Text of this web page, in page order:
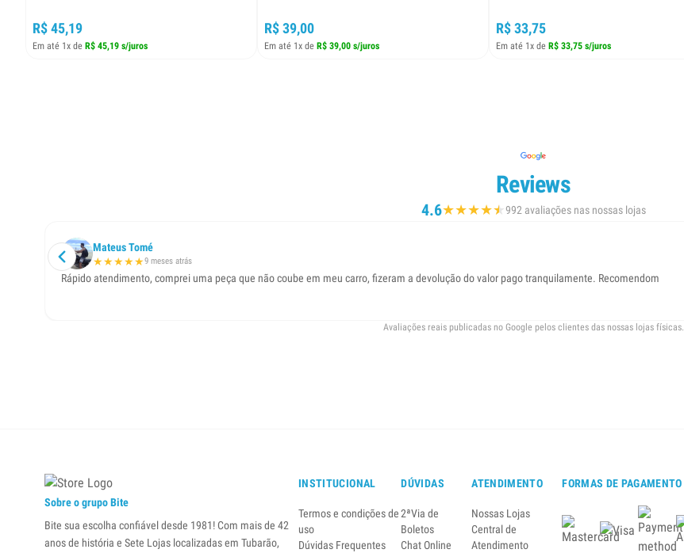
R$ 45,19
Em até 1x de R$ 45,19 s/juros
R$ 39,00
Em até 1x de R$ 39,00 s/juros
R$ 33,75
Em até 1x de R$ 33,75 s/juros
Reviews
4.6★★★★★
★992 avaliações nas nossas lojas
Mateus Tomé
★★★★★9 meses atrás
Rápido atendimento, comprei uma peça que não coube em meu carro, fizeram a devolução do valor pago tranquilamente. Recomendom
Avaliações reais publicadas no Google pelos clientes das nossas lojas físicas.
Sobre o grupo Bite
Bite sua escolha confiável desde 1981! Com mais de 42
anos de história e Sete Lojas localizadas em Tubarão,
INSTITUCIONAL
Termos e condições de
uso
Dúvidas Frequentes
DÚVIDAS
2ªVia de
Boletos
Chat Online
ATENDIMENTO
Nossas Lojas
Central de
Atendimento
FORMAS DE PAGAMENTO